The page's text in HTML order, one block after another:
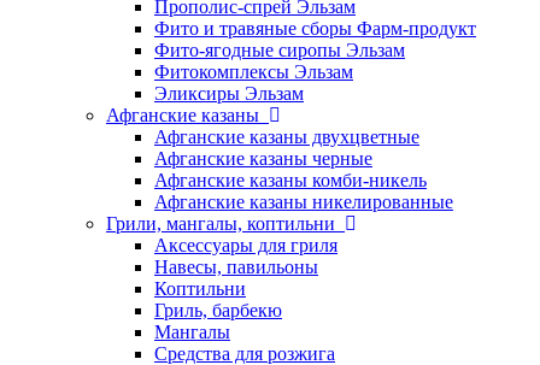
Прополис-спрей Эльзам
Фито и травяные сборы Фарм-продукт
Фито-ягодные сиропы Эльзам
Фитокомплексы Эльзам
Эликсиры Эльзам
Афганские казаны
Афганские казаны двухцветные
Афганские казаны черные
Афганские казаны комби-никель
Афганские казаны никелированные
Грили, мангалы, коптильни
Аксессуары для гриля
Навесы, павильоны
Коптильни
Гриль, барбекю
Мангалы
Средства для розжига